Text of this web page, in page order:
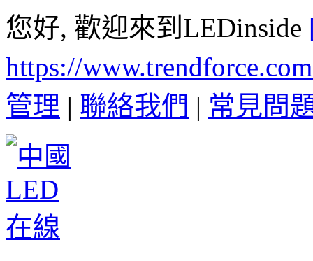
您好, 歡迎來到LEDinside
https://
管理 | 聯絡我們 | 常見問